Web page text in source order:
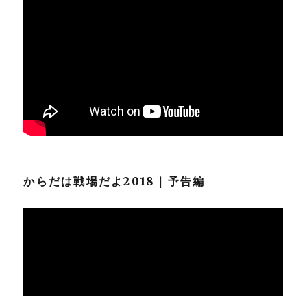
からだは戦場だよ2018｜予告編